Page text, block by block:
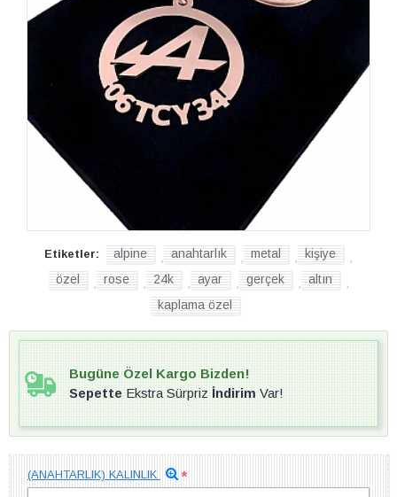
Etiketler: alpine anahtarlık metal kişiye
özel rose 24k ayar gerçek altın
kaplama özel
(ANAHTARLIK) KALINLIK
Bugüne Özel Kargo Bizden!
SepetteEkstra SürprizİndirimVar!